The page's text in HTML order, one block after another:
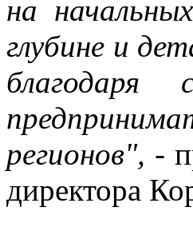
на
глубине и
благодаря
регионов", -
директора